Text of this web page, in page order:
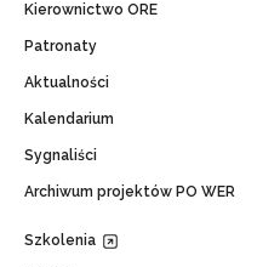
Kierownictwo ORE
Patronaty
Aktualności
Kalendarium
Sygnaliści
Archiwum projektów PO WER
Szkolenia